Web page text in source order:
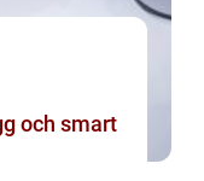
och smart